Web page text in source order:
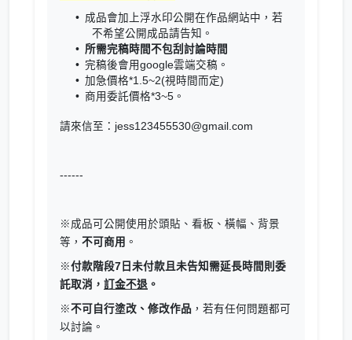
成品會加上浮水印公開在作品網站中，若
不希望公開成品請告知。
所需完稿時間不包刮討論時間
完稿後會用google雲端交稿。
加急價格*1.5~2(視時間而定)
商用委託價格*3~5。
請來信至：jess123455530@gmail.com
------
※成品可公開使用於頭貼、看板、橫幅、背景
等， 不可商用 。
※付款階段7日未付款且未告知需延長時間則委
託取消， 訂金不退 。
※不可自行塗改、修改作品 ，若有任何問題都可
以討論。